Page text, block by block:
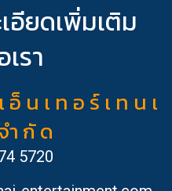
อียดเพิ่มเติม
รา
น เ ท อ ร์ เ ท น เ
กั ด
5720